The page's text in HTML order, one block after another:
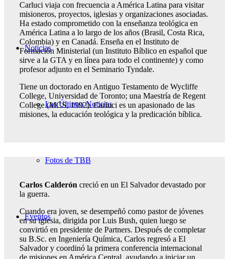
Noticias
Las Últimas Noticias
Fotos de TBB
Eventos
Carluci viaja con frecuencia a América Latina para visitar
misioneros, proyectos, iglesias y organizaciones asociadas.
Ha estado comprometido con la enseñanza teológica en
América Latina a lo largo de los años (Brasil, Costa Rica,
Colombia) y en Canadá. Enseña en el Instituto de
Formación Ministerial (un Instituto Bíblico en español que
sirve a la GTA y en línea para todo el continente) y como
profesor adjunto en el Seminario Tyndale.
Tiene un doctorado en Antiguo Testamento de Wycliffe
College, Universidad de Toronto; una Maestría de Regent
College (MCS, 1992). Carluci es un apasionado de las
misiones, la educación teológica y la predicación bíblica.
Carlos Calderón creció en un El Salvador devastado por
la guerra.
Cuando era joven, se desempeñó como pastor de jóvenes
en su iglesia, dirigida por Luis Bush, quien luego se
convirtió en presidente de Partners. Después de completar
su B.Sc. en Ingeniería Química, Carlos regresó a El
Salvador y coordinó la primera conferencia internacional